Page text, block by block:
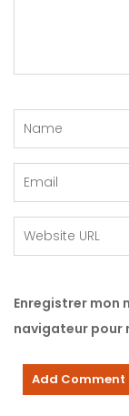
Enregistrer mon
navigateur pour